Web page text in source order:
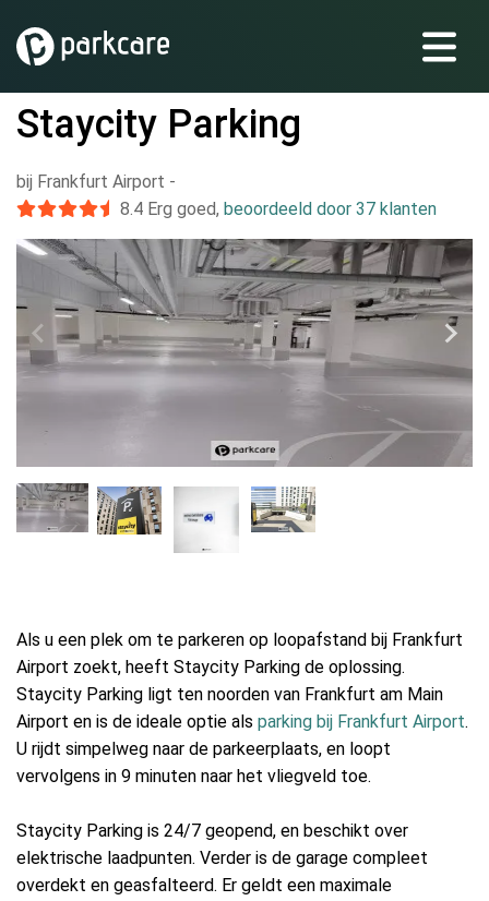
Staycity Parking
bij Frankfurt Airport -
8.4 Erg goed, beoordeeld door 37 klanten
Als u een plek om te parkeren op loopafstand bij Frankfurt
Airport zoekt, heeft Staycity Parking de oplossing.
Staycity Parking ligt ten noorden van Frankfurt am Main
Airport en is de ideale optie als parking bij Frankfurt Airport.
U rijdt simpelweg naar de parkeerplaats, en loopt
vervolgens in 9 minuten naar het vliegveld toe.
Staycity Parking is 24/7 geopend, en beschikt over
elektrische laadpunten. Verder is de garage compleet
overdekt en geasfalteerd. Er geldt een maximale